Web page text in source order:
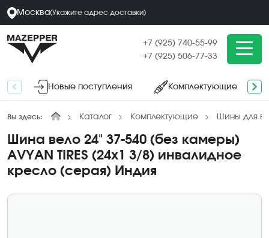
Москва(Укажите адрес доставки)
+7 (925) 740-55-99
+7 (925) 506-77-33
Новые поступления Комплектующие
Вы здесь: Каталог Комплектующие Шины для
Шина вело 24" 37-540 (без камеры)
AVYAN TIRES (24х1 3/8) инвалидное
кресло (серая) Индия